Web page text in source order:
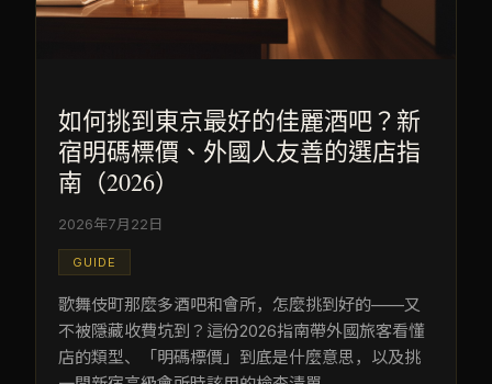
如何挑到東京最好的佳麗酒吧？新
宿明碼標價、外國人友善的選店指
南（2026）
2026年7月22日
GUIDE
歌舞伎町那麼多酒吧和會所，怎麼挑到好的——又
不被隱藏收費坑到？這份2026指南帶外國旅客看懂
店的類型、「明碼標價」到底是什麼意思，以及挑